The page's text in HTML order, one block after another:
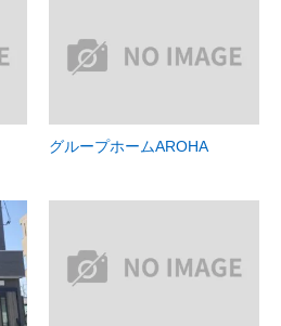
グループホームAROHA